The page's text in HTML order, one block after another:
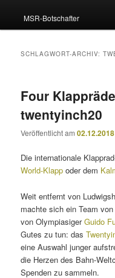
MSR-Botschafter
SCHLAGWORT-ARCHIV:
Four
twentyinch20
Veröffentlicht am02.12.2018
Die internationale
World-Klapp oder dem
Weit entfernt von
machte sich ein Team
von OlympiasigerGuido
Gutes zu tun: das
eine Auswahl junger
die Herzen des Bahn-
Spenden zu sammeln.